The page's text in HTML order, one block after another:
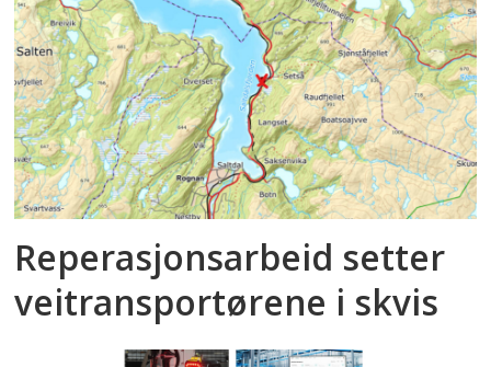
Reperasjonsarbeid setter
veitransportørene i skvis